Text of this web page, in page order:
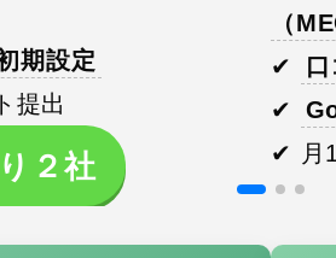
期設定
提出
２社
（
✔
✔
✔ 月